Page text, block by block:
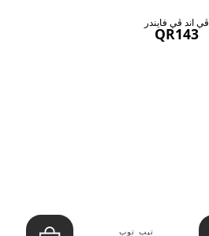
ڤي اند ڤي فايندر
QR143
تيب توب